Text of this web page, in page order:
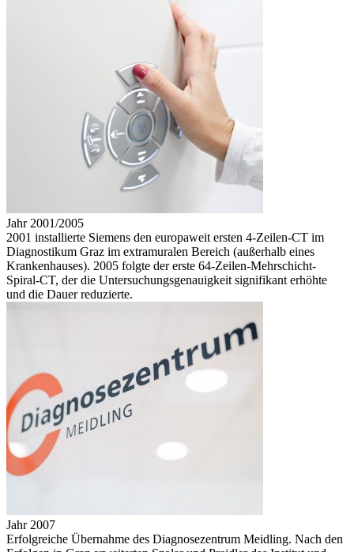
Jahr 2001/2005
2001 installierte Siemens den europaweit ersten 4-Zeilen-CT im
Diagnostikum Graz im extramuralen Bereich (außerhalb eines
Krankenhauses). 2005 folgte der erste 64-Zeilen-Mehrschicht-
Spiral-CT, der die Untersuchungsgenauigkeit signifikant erhöhte
und die Dauer reduzierte.
Jahr 2007
Erfolgreiche Über­nahme des Diagnosezentrum Meidling. Nach den